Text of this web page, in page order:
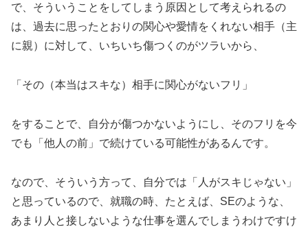
で、そういうことをしてしまう原因として考えられるの
は、過去に思ったとおりの関心や愛情をくれない相手（主
に親）に対して、いちいち傷つくのがツラいから、
「その（本当はスキな）相手に関心がないフリ」
をすることで、自分が傷つかないようにし、そのフリを今
でも「他人の前」で続けている可能性があるんです。
なので、そういう方って、自分では「人がスキじゃない」
と思っているので、就職の時、たとえば、SEのような、
あまり人と接しないような仕事を選んでしまうわけですけ